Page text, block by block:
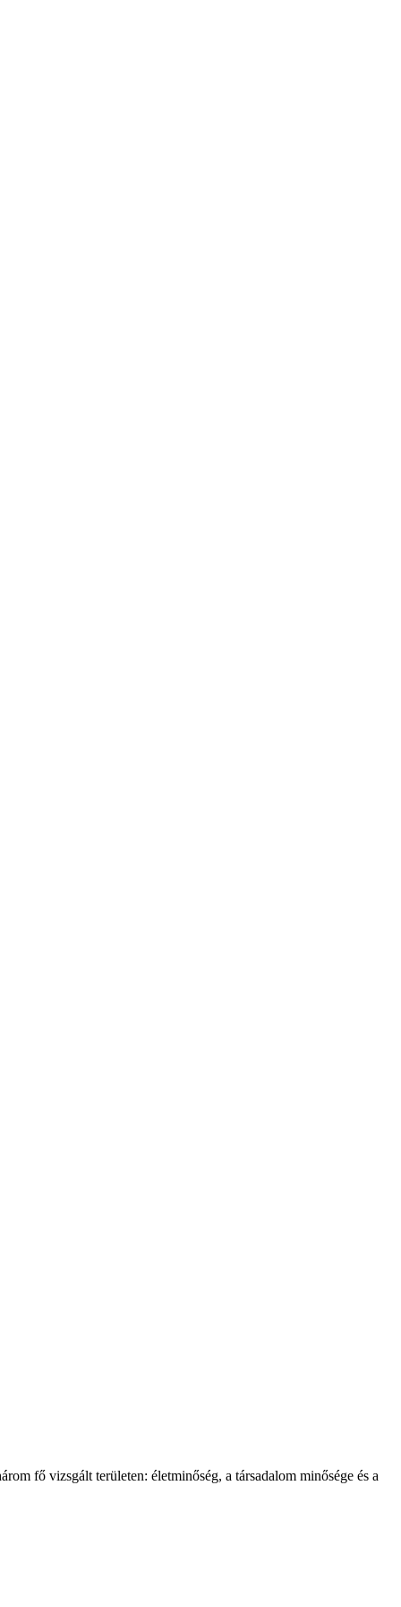
fő vizsgált területen: életminőség, a társadalom minősége és a